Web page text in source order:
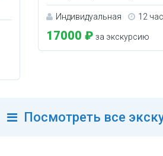
Индивидуальная 12
17000 ₽ за экскурсию
Посмотреть все